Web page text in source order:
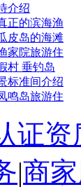
介绍
正的滨海渔
皮岛的海滩
家院旅游住
村 垂钓岛
标准间介绍
鸣岛旅游住
证资
|商